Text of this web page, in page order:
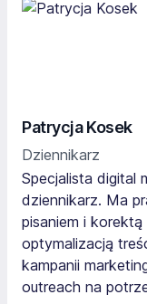
Patrycja Kosek
Dziennikarz
Specjalista digital
dziennikarz. Ma
pisaniem i korektą
optymalizacją
kampanii
outreach na